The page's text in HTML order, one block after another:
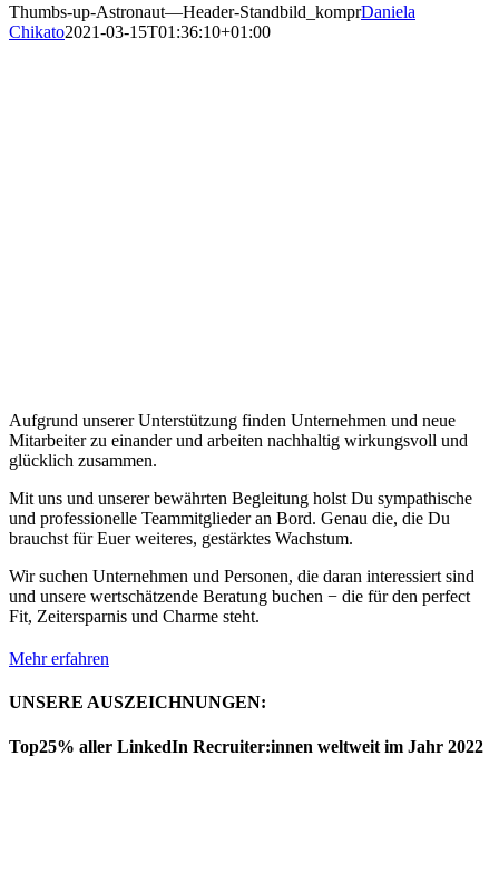
Thumbs-up-Astronaut—Header-Standbild_komprDaniela
Chikato2021-03-15T01:36:10+01:00
Aufgrund unserer Unterstützung finden Unternehmen und neue
Mitarbeiter zu einander und arbeiten nachhaltig wirkungsvoll und
glücklich zusammen.
Mit uns und unserer bewährten Begleitung holst Du sympathische
und professionelle Teammitglieder an Bord. Genau die, die Du
brauchst für Euer weiteres, gestärktes Wachstum.
Wir suchen Unternehmen und Personen, die daran interessiert sind
und unsere wertschätzende Beratung buchen − die für den perfect
Fit, Zeitersparnis und Charme steht.
Mehr erfahren
UNSERE AUSZEICHNUNGEN:
Top25% aller LinkedIn Recruiter:innen weltweit im Jahr 2022